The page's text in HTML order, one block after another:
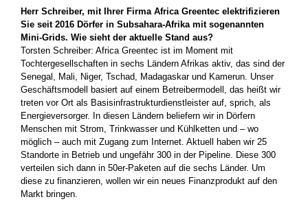
Herr Schreiber, mit Ihrer Firma Africa Greentec elektrifizieren
Sie seit 2016 Dörfer in Subsahara-Afrika mit sogenannten
Mini-Grids. Wie sieht der aktuelle Stand aus?
Torsten Schreiber: Africa Greentec ist im Moment mit
Tochtergesellschaften in sechs Ländern Afrikas aktiv, das sind der
Senegal, Mali, Niger, Tschad, Madagaskar und Kamerun. Unser
Geschäftsmodell ­basiert auf einem Betreibermodell, das heißt wir
treten vor Ort als Basisinfrastruktur­dienstleister auf, sprich, als
Energieversorger. In diesen Ländern beliefern wir in Dörfern
Menschen mit Strom, Trinkwasser und Kühlketten und – wo
möglich – auch mit Zugang zum Internet. Aktuell haben wir 25
Standorte in Betrieb und ungefähr 300 in der Pipeline. Diese 300
verteilen sich dann in 50er-Paketen auf die sechs Länder. Um
diese zu finanzieren, wollen wir ein neues Finanzprodukt auf den
Markt bringen.